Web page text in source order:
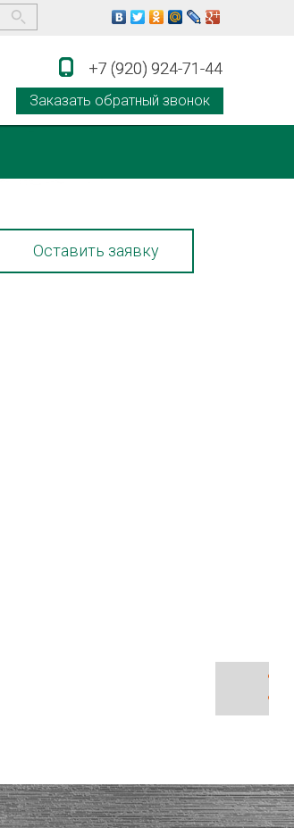
+7 (920) 924-71-44
Заказать обратный звонок
+7 (920) 924-71-44
Оставить заявку